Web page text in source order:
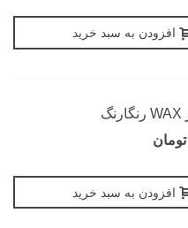
افزودن به سبد خرید
افزودن به سبد خرید